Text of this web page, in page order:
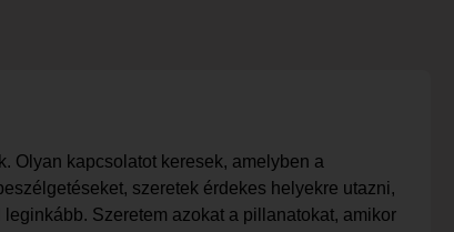
Olyan kapcsolatot keresek, amelyben a
szeretek érdekes helyekre utazni,
Szeretem azokat a pillanatokat, amikor